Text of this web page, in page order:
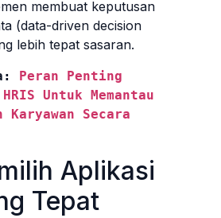
membuat keputusan
(data-driven decision
lebih tepat sasaran.
Peran Penting
Untuk Memantau
Karyawan Secara
Aplikasi
Tepat